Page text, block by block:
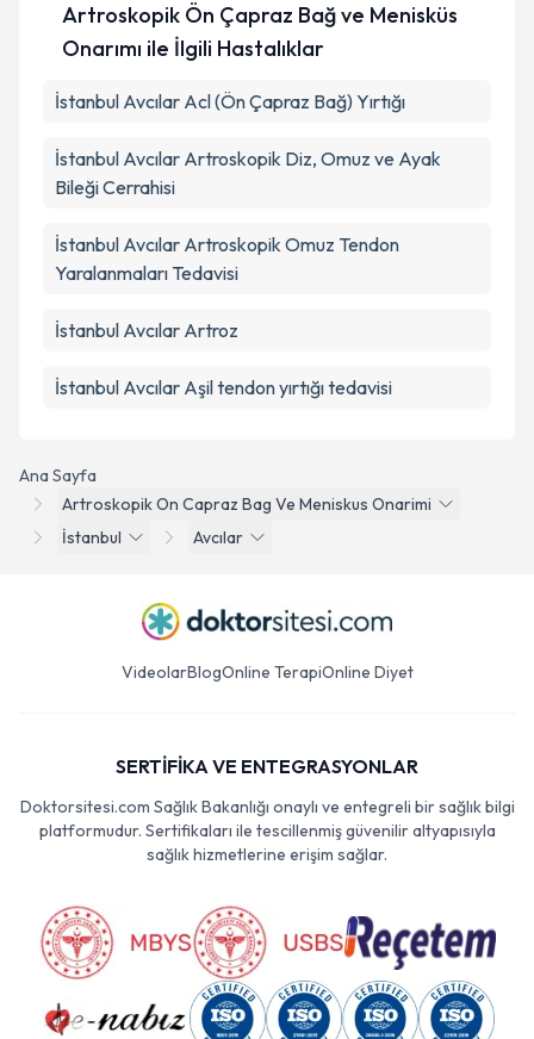
Ana Sayfa
Artroskopik On Capraz Bag Ve Meniskus Onarimi
İstanbul
Avcılar
Artroskopik Ön Çapraz Bağ ve Menisküs
Onarımı ile İlgili Hastalıklar
İstanbul Avcılar Acl (Ön Çapraz Bağ) Yırtığı
İstanbul Avcılar Artroskopik Diz, Omuz ve Ayak
Bileği Cerrahisi
İstanbul Avcılar Artroskopik Omuz Tendon
Yaralanmaları Tedavisi
İstanbul Avcılar Artroz
İstanbul Avcılar Aşil tendon yırtığı tedavisi
VideolarBlogOnline TerapiOnline Diyet
SERTİFİKA VE ENTEGRASYONLAR
Doktorsitesi.com Sağlık Bakanlığı onaylı ve entegreli bir sağlık bilgi
platformudur. Sertifikaları ile tescillenmiş güvenilir altyapısıyla
sağlık hizmetlerine erişim sağlar.